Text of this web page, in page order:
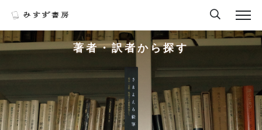
著者・訳者から探す